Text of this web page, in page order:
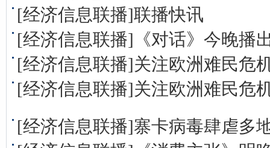
[经济信息联播]联播快讯
[经济信息联播]《对话》今晚播
[经济信息联播]关注欧洲难民危
[经济信息联播]关注欧洲难民危
[经济信息联播]寨卡病毒肆虐多